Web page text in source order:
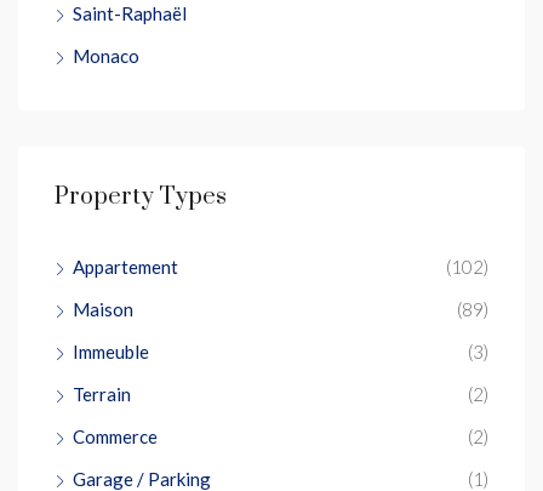
Saint-Raphaël
Monaco
Property Types
Appartement
(102)
Maison
(89)
Immeuble
(3)
Terrain
(2)
Commerce
(2)
Garage / Parking
(1)